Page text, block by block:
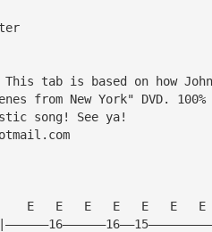
tab is based on how
from New York" DVD.
song! See ya!
E   E   E   E   E   E